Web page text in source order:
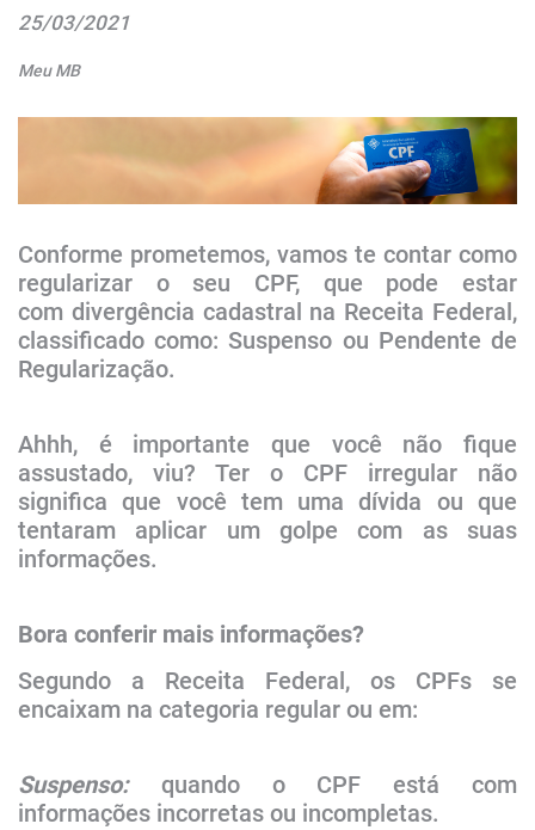
25/03/2021
Meu MB
​​​​Conforme prometemos, vamos te contar como
regularizar o seu CPF, que pode estar
com divergência cadastral na Receita Federal,
classificado como: Suspenso ou Pendente de
Regularização.
Ahhh, é importante que você ​não fique
assustado, viu? Ter o CPF irregular não
significa que você tem uma dívida ou que
tentaram aplicar um golpe com as suas
informações.
Bora conferir mais informações?
Segundo a Receita Federal, os CPFs se
encaixam na categoria regular ou em:
Suspenso:quando o CPF está com
informações incorretas ou incompletas.